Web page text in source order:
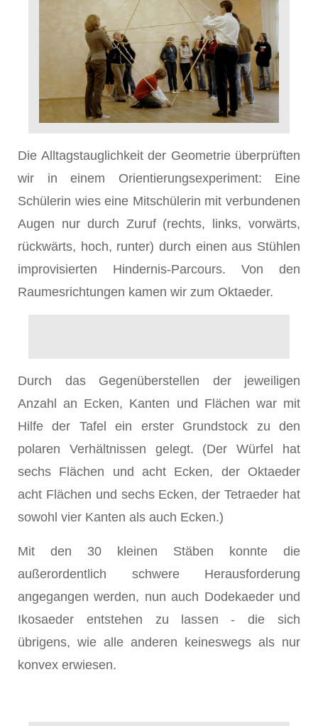
Die Alltagstauglichkeit der Geometrie überprüften
wir in einem Orientierungsexperiment: Eine
Schülerin wies eine Mitschülerin mit verbundenen
Augen nur durch Zuruf (rechts, links, vorwärts,
rückwärts, hoch, runter) durch einen aus Stühlen
improvisierten Hindernis-Parcours. Von den
Raumesrichtungen kamen wir zum Oktaeder.
Durch das Gegenüberstellen der jeweiligen
Anzahl an Ecken, Kanten und Flächen war mit
Hilfe der Tafel ein erster Grundstock zu den
polaren Verhältnissen gelegt. (Der Würfel hat
sechs Flächen und acht Ecken, der Oktaeder
acht Flächen und sechs Ecken, der Tetraeder hat
sowohl vier Kanten als auch Ecken.)
Mit den 30 kleinen Stäben konnte die
außerordentlich schwere Herausforderung
angegangen werden, nun auch Dodekaeder und
Ikosaeder entstehen zu lassen - die sich
übrigens, wie alle anderen keineswegs als nur
konvex erwiesen.